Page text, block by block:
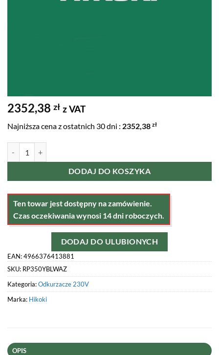
2352,38 zł z VAT
Najniższa cena z ostatnich 30 dni : 2352,38 zł
DODAJ DO KOSZYKA
Ten towar jest dostępny na zamówienie.
Czas oczekiwania wynosi 14 dni roboczych.
DODAJ DO ULUBIONYCH
EAN: 4966376413881
SKU: RP350YBLWAZ
Kategoria:Odkurzacze 230V
Marka: Hikoki
OPIS